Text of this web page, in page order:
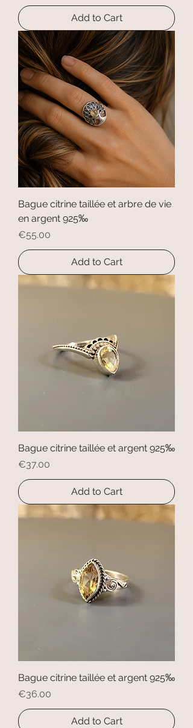
Add to Cart
Bague citrine taillée et arbre de vie
en argent 925‰
Price
€55.00
Add to Cart
Bague citrine taillée et argent 925‰
Price
€37.00
Add to Cart
Bague citrine taillée et argent 925‰
Price
€36.00
Add to Cart